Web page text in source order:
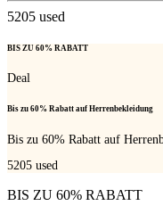
5205 used
BIS ZU 60% RABATT
Deal
Bis zu 60% Rabatt auf Herrenbekleidung
Bis zu 60% Rabatt auf
5205 used
BIS ZU 60% RABATT